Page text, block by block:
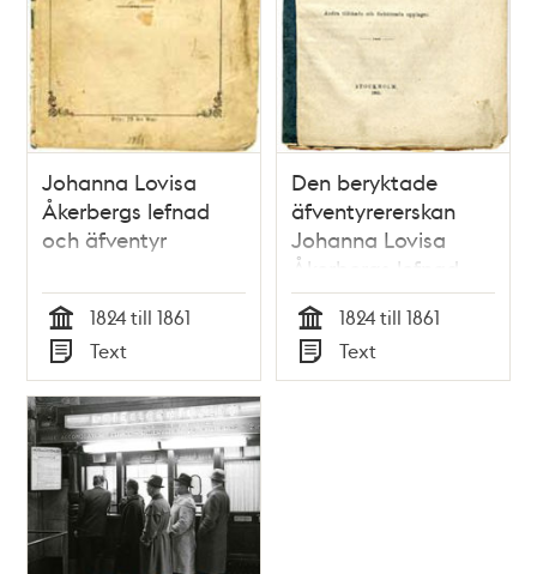
Johanna Lovisa
Åkerbergs lefnad
och äfventyr
Tid
1824 till 1861
Typ
Text
Den beryktade
äfventyrererskan
Johanna Lovisa
Åkerbergs lefnad
och vinglerier
Tid
1824 till 1861
Typ
Text